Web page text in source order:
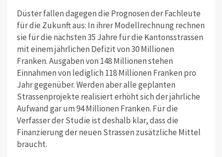
Düster fallen dagegen die Prognosen der Fachleute
für die Zukunft aus: In ihrer Modellrechnung rechnen
sie für die nächsten 35 Jahre für die Kantonsstrassen
mit einem jährlichen Defizit von 30 Millionen
Franken. Ausgaben von 148 Millionen stehen
Einnahmen von lediglich 118 Millionen Franken pro
Jahr gegenüber. Werden aber alle geplanten
Strassenprojekte realisiert erhöht sich der jährliche
Aufwand gar um 94 Millionen Franken. Für die
Verfasser der Studie ist deshalb klar, dass die
Finanzierung der neuen Strassen zusätzliche Mittel
braucht.